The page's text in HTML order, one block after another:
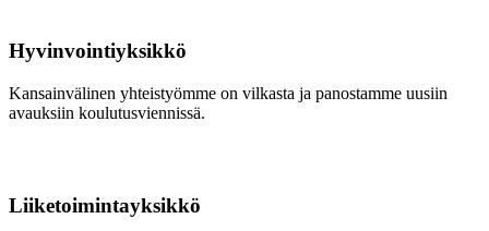
Hyvinvointiyksikkö
Kansainvälinen yhteistyömme on vilkasta ja panostamme uusiin
avauksiin koulutusviennissä.
Liiketoimintayksikkö